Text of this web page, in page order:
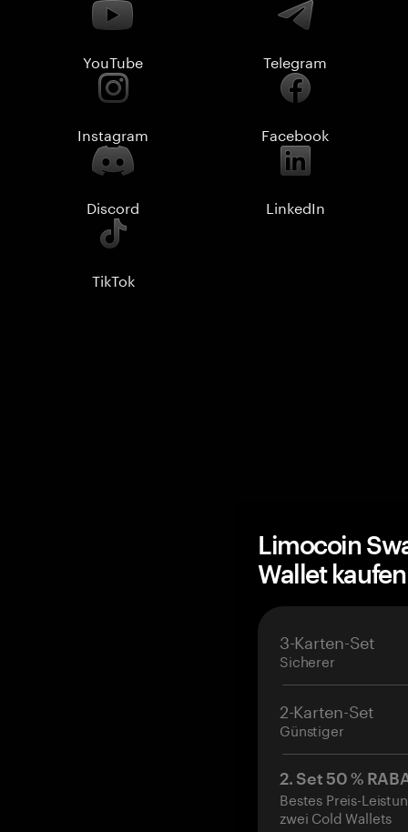
YouTube Telegram
Instagram Facebook
Discord LinkedIn
TikTok
Limocoin
Wallet
3-Karten-Set
Sicherer
2-Karten-Set
Günstiger
2. Set 50 %
Bestes Preis-
zwei Cold Wallets